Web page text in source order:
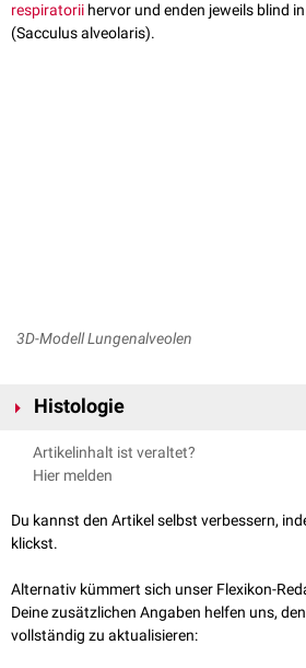
respiratorii hervor und enden jeweils blind
(Sacculus alveolaris).
3D-Modell Lungenalveolen
Histologie
definierten, deutlich abgrenzbaren Wand. Sie
Kanten derAlveolarsepten
voneinander trennen. DasLumeneines
den Öffnungen der dicht nebeneinander
Verbindung.
Artikelinhalt ist veraltet?
Hier melden
Du kannst den Artikel selbst verbessern,
klickst.
Alternativ kümmert sich unser Flexikon-
Deine zusätzlichen Angaben helfen uns,
vollständig zu aktualisieren: